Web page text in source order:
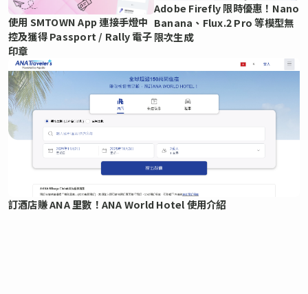
使用 SMTOWN App 連接手燈中
控及獲得 Passport / Rally 電子
印章
Adobe Firefly 限時優惠！Nano
Banana、Flux.2 Pro 等模型無
限次生成
訂酒店賺 ANA 里數！ANA World Hotel 使用介紹